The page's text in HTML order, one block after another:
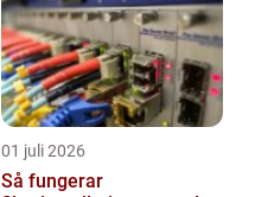
01 juli 2026
Så fungerar